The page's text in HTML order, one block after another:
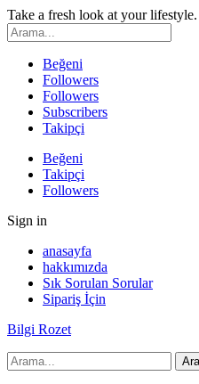
Take a fresh look at your lifestyle.
Beğeni
Followers
Followers
Subscribers
Takipçi
Beğeni
Takipçi
Followers
Sign in
anasayfa
hakkımızda
Sık Sorulan Sorular
Sipariş İçin
Bilgi Rozet